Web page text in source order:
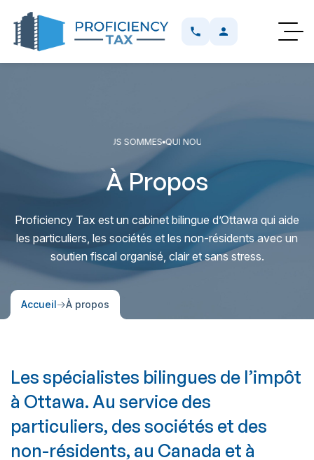
QUI NOUS SOMMES QUI NOUS SOMMES
À Propos
Proficiency Tax est un cabinet bilingue d’Ottawa qui aide
les particuliers, les sociétés et les non-résidents avec un
soutien fiscal organisé, clair et sans stress.
Accueil À propos
Lesspécialistes bilingues de l’impôt
à Ottawa. Au servicedes
particuliers, dessociétés et des
non-résidents, au Canada et à